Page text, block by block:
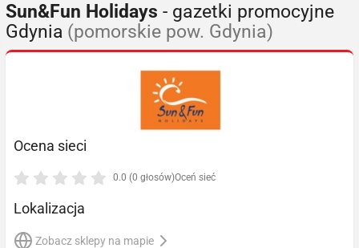
Sun&Fun Holidays - gazetki promocyjne
Gdynia (pomorskie pow. Gdynia)
Ocena sieci
0.0 (0 głosów)Oceń sieć
Lokalizacja
Zobacz sklepy na mapie